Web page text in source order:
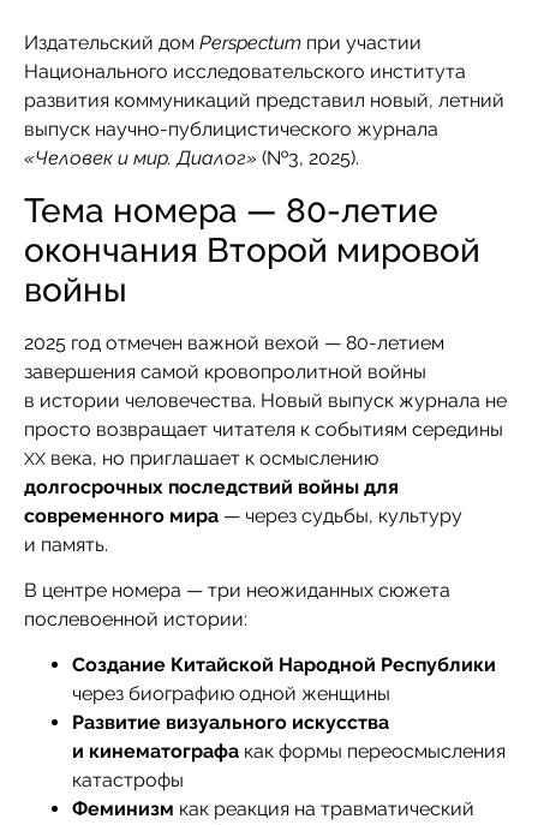
Издательский дом Perspectum при участии
Национального исследовательского института
развития коммуникаций представил новый, летний
выпуск научно-публицистического журнала
«Человек и мир. Диалог» (№3, 2025).
Тема номера — 80-летие
окончания Второй мировой
войны
2025 год отмечен важной вехой — 80-летием
завершения самой кровопролитной войны
в истории человечества. Новый выпуск журнала не
просто возвращает читателя к событиям середины
XX века, но приглашает к осмыслению
долгосрочных последствий войны для
современного мира — через судьбы, культуру
и память.
В центре номера — три неожиданных сюжета
послевоенной истории:
Создание Китайской Народной Республики
через биографию одной женщины
Развитие визуального искусства
и кинематографа как формы переосмысления
катастрофы
Феминизм как реакция на травматический